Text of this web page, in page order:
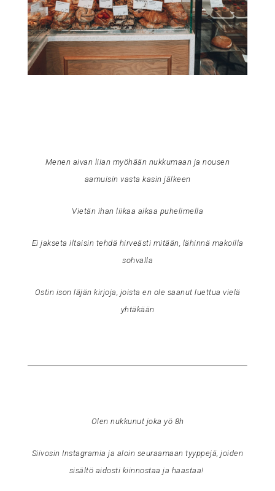
Menen aivan liian myöhään nukkumaan ja nousen
aamuisin vasta kasin jälkeen
Vietän ihan liikaa aikaa puhelimella
Ei jakseta iltaisin tehdä hirveästi mitään, lähinnä makoilla
sohvalla
Ostin ison läjän kirjoja, joista en ole saanut luettua vielä
yhtäkään
Olen nukkunut joka yö 8h
Siivosin Instagramia ja aloin seuraamaan tyyppejä, joiden
sisältö aidosti kiinnostaa ja haastaa!